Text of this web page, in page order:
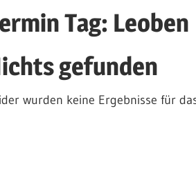
Tag: Leoben
gefunden
wurden keine Ergebnisse für